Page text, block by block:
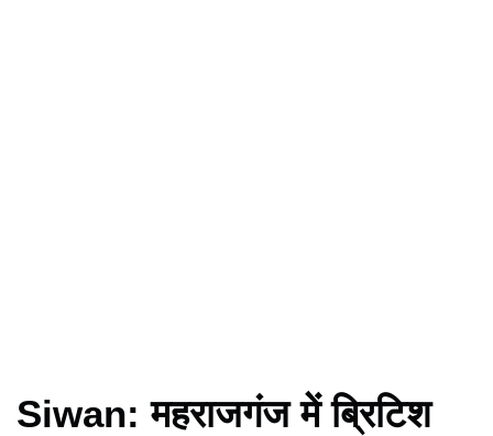
Siwan: महराजगंज में ब्रिटिश